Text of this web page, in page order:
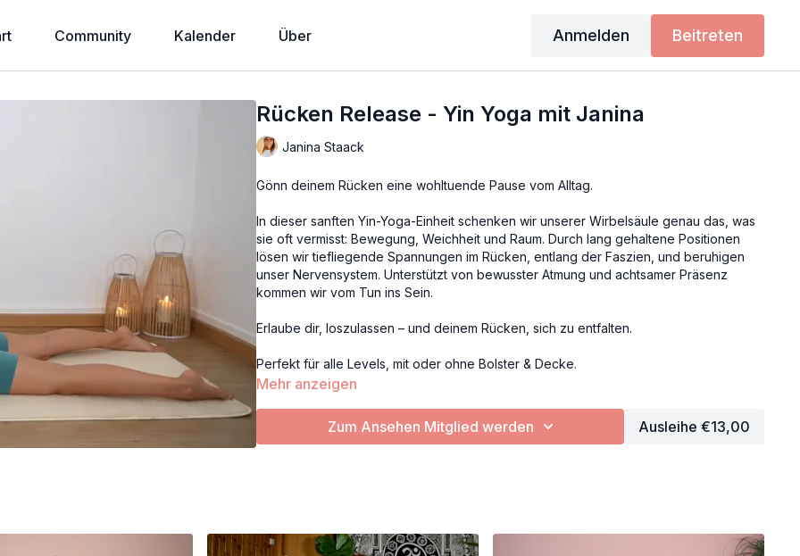
Community Kalender Über Anmelden Beitreten
Rücken Release - Yin Yoga mit Janina
Janina Staack
Gönn deinem Rücken eine wohltuende Pause vom Alltag.
In dieser sanften Yin-Yoga-Einheit schenken wir unserer Wirbelsäule genau das, was
sie oft vermisst: Bewegung, Weichheit und Raum. Durch lang gehaltene Positionen
lösen wir tiefliegende Spannungen im Rücken, entlang der Faszien, und beruhigen
unser Nervensystem. Unterstützt von bewusster Atmung und achtsamer Präsenz
kommen wir vom Tun ins Sein.
Erlaube dir, loszulassen – und deinem Rücken, sich zu entfalten.
Perfekt für alle Levels, mit oder ohne Bolster & Decke.
Mehr anzeigen
Zum Ansehen Mitglied werden Ausleihe €13,00